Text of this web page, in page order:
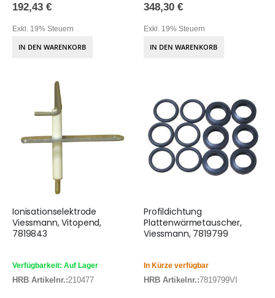
192,43 €
Exkl. 19% Steuern
IN DEN WARENKORB
348,30 €
Exkl. 19% Steuern
IN DEN WARENKORB
Ionisationselektrode
Viessmann, Vitopend,
7819843
Verfügbarkeit: Auf Lager
HRB Artikelnr.:210477
Profildichtung
Plattenwärmetauscher,
Viessmann, 7819799
In Kürze verfügbar
HRB Artikelnr.:7819799VI